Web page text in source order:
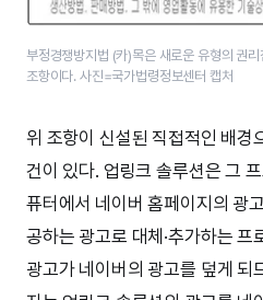
부정경쟁방지법 (카)목은 새로운 유형의 권
조항이다. 사진=국가법령정보센터 캡처
위 조항이 신설된 직접적인 배경
건이 있다. 업링크 솔루션은 그
퓨터에서 네이버 홈페이지의 광
공하는 광고로 대체·추가하는 프
광고가 네이버의 광고를 덮게 되